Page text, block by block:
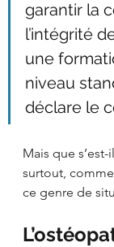
garantir la
l’intégrité
une
niveau
déclare le
Mais que s’est-
surtout,
ce genre de